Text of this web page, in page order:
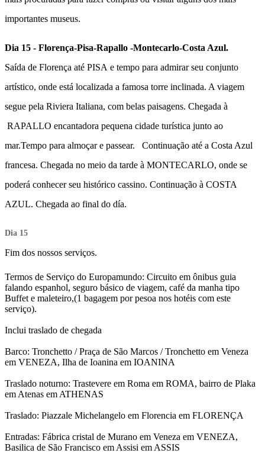
importantes museus.
Dia 15 - Florença-Pisa-Rapallo -Montecarlo-Costa Azul.
Saída de Florença até PISA e tempo para admirar seu conjunto
artístico, onde está localizada a famosa torre inclinada. A viagem
segue pela Riviera Italiana, com belas paisagens. Chegada à
RAPALLO encantadora pequena cidade turística junto ao
mar.Tempo para almoçar e passear. Continuação até a Costa Azul
francesa. Chegada no meio da tarde à MONTECARLO, onde se
poderá conhecer seu histórico cassino. Continuação à COSTA
AZUL. Chegada ao final do día.
Dia 15
Fim dos nossos serviços.
Termos de Serviço do Europamundo: Circuito em ônibus guia
falando espanhol, seguro básico de viagem, café da manha tipo
Buffet e maleteiro,(1 bagagem por pesoa nos hotéis com este
serviço).
Inclui traslado de chegada
Barco: Tronchetto / Praça de São Marcos / Tronchetto em Veneza
em VENEZA, Ilha de Ioanina em IOANINA
Traslado noturno: Trastevere em Roma em ROMA, bairro de Plaka
em Atenas em ATHENAS
Traslado: Piazzale Michelangelo em Florencia em FLORENÇA
Entradas: Fábrica cristal de Murano em Veneza em VENEZA,
Basilica de São Francisco em Assisi em ASSIS